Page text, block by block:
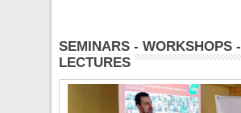
SEMINARS - WORKSHOPS -
LECTURES